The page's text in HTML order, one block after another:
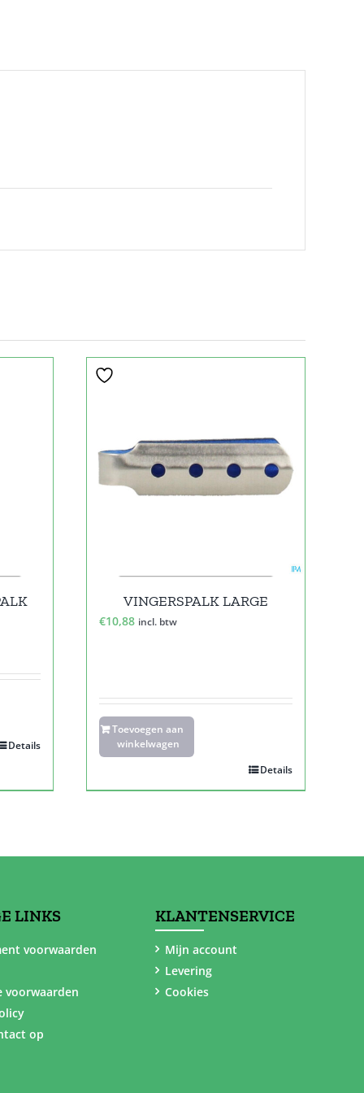
Details
VINGERSPALK LARGE
€10,88 incl. btw
Toevoegen aan
winkelwagen
Details
LINKS
voorwaarden
voorwaarden
op
KLANTENSERVICE
Mijn account
Levering
Cookies